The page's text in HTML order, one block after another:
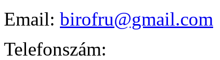
Email: birofru@gmail.com
Telefonszám: